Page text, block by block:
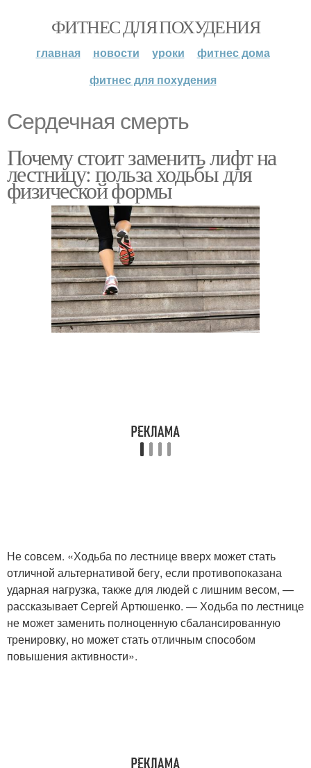
ФИТНЕС ДЛЯ ПОХУДЕНИЯ
главная новости уроки
фитнес дома
фитнес для похудения
Сердечная смерть
Почему стоит заменить лифт на
лестницу: польза ходьбы для
физической формы
Не совсем. «Ходьба по лестнице вверх может стать
отличной альтернативой бегу, если противопоказана
ударная нагрузка, также для людей с лишним весом, —
рассказывает Сергей Артюшенко. — Ходьба по лестнице
не может заменить полноценную сбалансированную
тренировку, но может стать отличным способом
повышения активности».